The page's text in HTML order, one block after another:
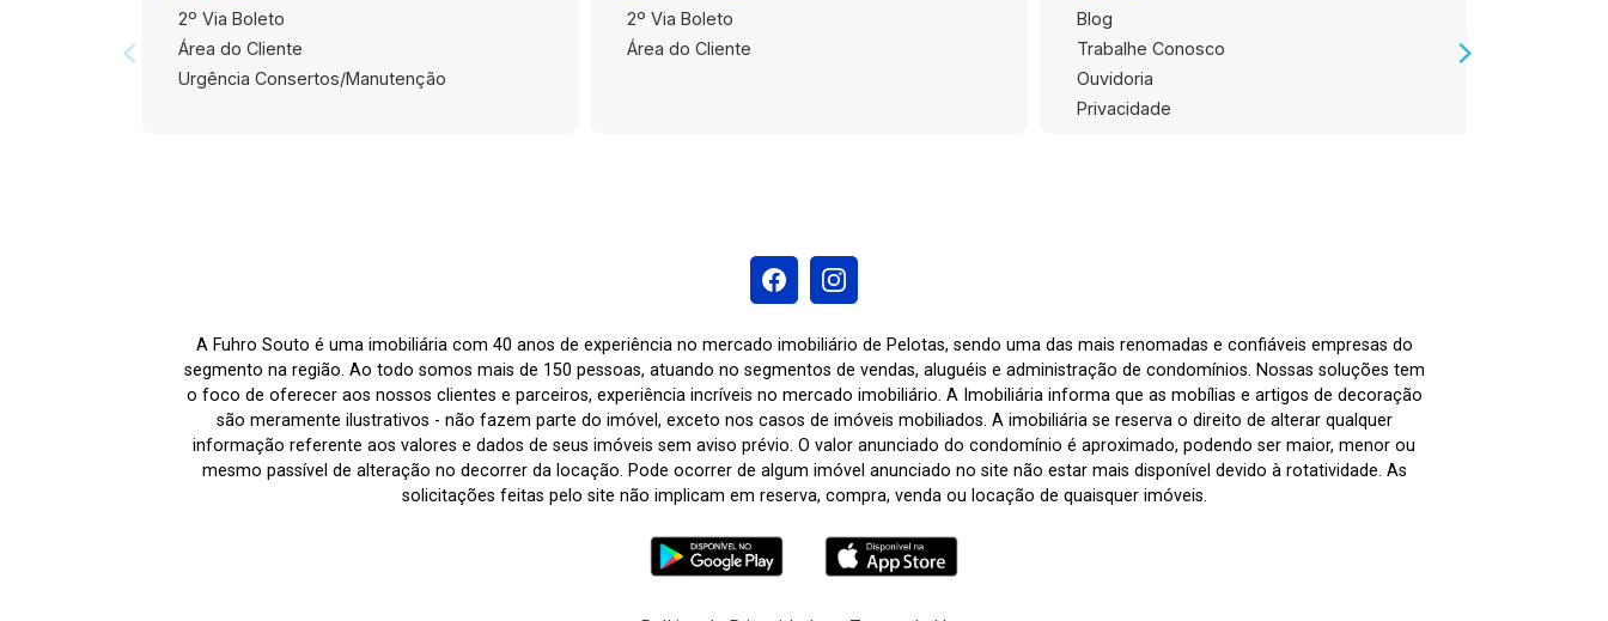
2º Via Boleto
Área do Cliente
Urgência Consertos/Manutenção
2º Via Boleto
Área do Cliente
Blog
Trabalhe Conosco
Ouvidoria
Privacidade
A Fuhro Souto é uma imobiliária com 40 anos de experiência no mercado imobiliário de Pelotas, sendo uma das mais renomadas e confiáveis empresas do
segmento na região. Ao todo somos mais de 150 pessoas, atuando no segmentos de vendas, aluguéis e administração de condomínios. Nossas soluções tem
o foco de oferecer aos nossos clientes e parceiros, experiência incríveis no mercado imobiliário. A Imobiliária informa que as mobílias e artigos de decoração
são meramente ilustrativos - não fazem parte do imóvel, exceto nos casos de imóveis mobiliados. A imobiliária se reserva o direito de alterar qualquer
informação referente aos valores e dados de seus imóveis sem aviso prévio. O valor anunciado do condomínio é aproximado, podendo ser maior, menor ou
mesmo passível de alteração no decorrer da locação. Pode ocorrer de algum imóvel anunciado no site não estar mais disponível devido à rotatividade. As
solicitações feitas pelo site não implicam em reserva, compra, venda ou locação de quaisquer imóveis.